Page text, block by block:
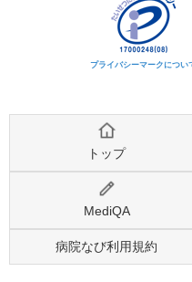
プライバシーマークについ
トップ
MediQA
病院なび利用規約